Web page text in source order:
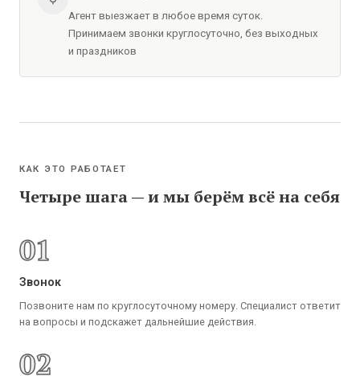
Агент выезжает в любое время суток.
Принимаем звонки круглосуточно, без выходных
и праздников
КАК ЭТО РАБОТАЕТ
Четыре шага — и мы берём всё на себя
01
Звонок
Позвоните нам по круглосуточному номеру. Специалист ответит
на вопросы и подскажет дальнейшие действия.
02